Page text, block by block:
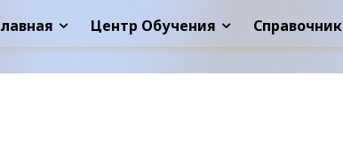
Центр Обучения Справочник